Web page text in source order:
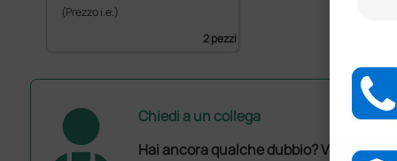
(Prezzo i.e.)
2 pezzi
Chiedi a un collega
Hai ancora qualche dubbio? Vuoi